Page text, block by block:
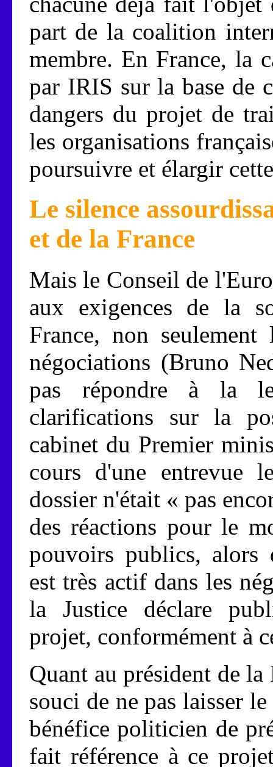
part de la coalition
membre. En France, la
par IRIS sur la base de
dangers du projet de
les organisations
poursuivre et élargir
Le silence
et de la France
Mais le Conseil de
aux exigences de la
France, non seulement
négociations (Bruno
pas répondre à la
clarifications sur la
cabinet du Premier
cours d'une entrevue
dossier n'était « pas
des réactions pour le
pouvoirs publics, alors
est très actif dans les
la Justice déclare
projet, conformément à
Quant au président de
souci de ne pas laisser
bénéfice politicien de
fait référence à ce